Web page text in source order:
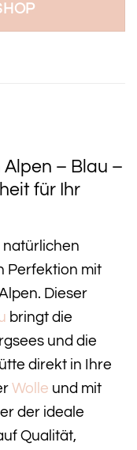
– Blau –
für Ihr
natürlichen
Perfektion mit
Dieser
bringt die
und die
direkt in Ihre
Wolle und mit
der ideale
Qualität,